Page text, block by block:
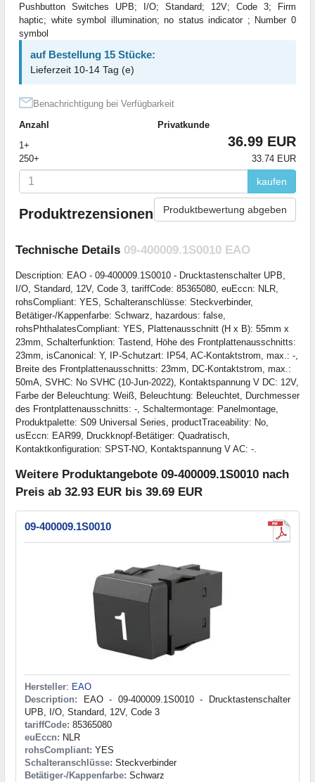
Pushbutton Switches UPB; I/O; Standard; 12V; Code 3; Firm
haptic; white symbol illumination; no status indicator ; Number 0
symbol
auf Bestellung 15 Stücke:
Lieferzeit 10-14 Tag (e)
Benachrichtigung bei Verfügbarkeit
Anzahl
Privatkunde
1+
36.99 EUR
250+ 33.74 EUR
kaufen
Produktrezensionen Produktbewertung abgeben
Technische Details 09-400009.1S0010 EAO
Description: EAO - 09-400009.1S0010 - Drucktastenschalter UPB,
I/O, Standard, 12V, Code 3, tariffCode: 85365080, euEccn: NLR,
rohsCompliant: YES, Schalteranschlüsse: Steckverbinder,
Betätiger-/Kappenfarbe: Schwarz, hazardous: false,
rohsPhthalatesCompliant: YES, Plattenausschnitt (H x B): 55mm x
23mm, Schalterfunktion: Tastend, Höhe des Frontplattenausschnitts:
23mm, isCanonical: Y, IP-Schutzart: IP54, AC-Kontaktstrom, max.: -,
Breite des Frontplattenausschnitts: 23mm, DC-Kontaktstrom, max.:
50mA, SVHC: No SVHC (10-Jun-2022), Kontaktspannung V DC: 12V,
Farbe der Beleuchtung: Weiß, Beleuchtung: Beleuchtet, Durchmesser
des Frontplattenausschnitts: -, Schaltermontage: Panelmontage,
Produktpalette: S09 Universal Series, productTraceability: No,
usEccn: EAR99, Druckknopf-Betätiger: Quadratisch,
Kontaktkonfiguration: SPST-NO, Kontaktspannung V AC: -.
Weitere Produktangebote 09-400009.1S0010 nach
Preis ab 32.93 EUR bis 39.69 EUR
09-400009.1S0010
Hersteller: EAO
Description: EAO - 09-400009.1S0010 - Drucktastenschalter
UPB, I/O, Standard, 12V, Code 3
tariffCode: 85365080
euEccn: NLR
rohsCompliant: YES
Schalteranschlüsse: Steckverbinder
Betätiger-/Kappenfarbe: Schwarz